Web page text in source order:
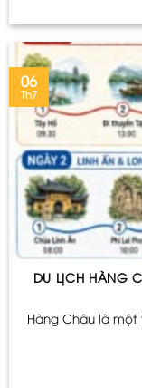
DU LỊCH HÀNG
Hàng Châu là
06
Th7